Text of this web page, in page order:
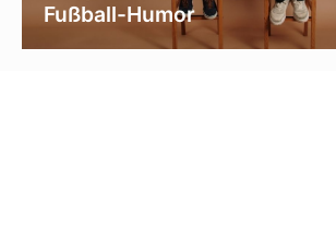
Fußball-Humor